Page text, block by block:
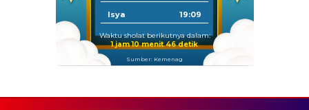
Isya 19:09
Waktu sholat berikutnya dalam:
1 jam 10 menit 44 detik
Sumber: Kemenag